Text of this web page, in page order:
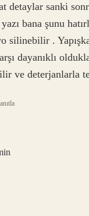
detaylar sanki
bana şunu
silinebilir .
dayanıklı
ve deterjanlarla